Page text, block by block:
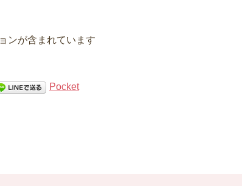
ンが含まれています
Pocket